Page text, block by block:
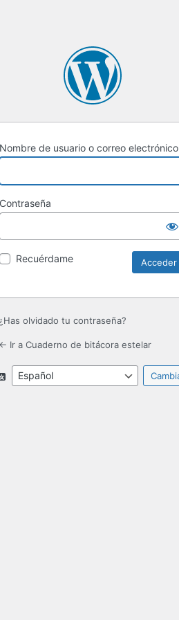
Nombre de usuario o correo electrónico
Contraseña
Recuérdame
¿Has olvidado tu contraseña?
← Ir a Cuaderno de bitácora estelar
Idioma